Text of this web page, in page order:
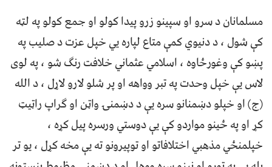
مسلمانان د سرو او سپینو زرو پیدا کولو او جمع کولو په لټه
کې شول ، د دنیوي کمې متاع لپاره یي خپل عزت د صلیب په
پښو کې وغورځاوه ، اسلامي عثماني خلافت رنګ شو ، په لوی
لاس یې خپل وحدت په تبر وواهه او پر شلو لارو لاړل ، د الله
(ج) او خپلو دښمنانو سره یې د دښمنۍ واټن او ګراپ راټیټ
کړ او په ځینو مواردو کې یې دوستي ورسره پیل کړه ،
خپلمنځي مذهبي اختلافاتو او توپیرونو ته یې مخه کړل ، یو تر